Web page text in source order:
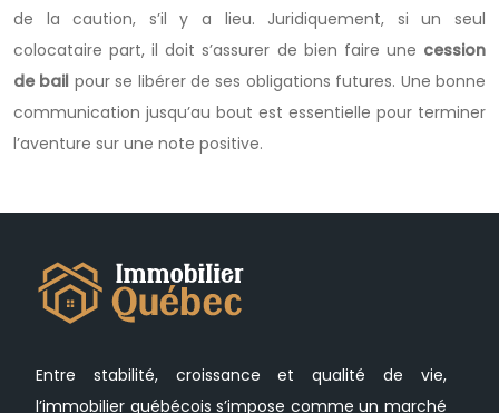
de la caution, s’il y a lieu. Juridiquement, si un seul
colocataire part, il doit s’assurer de bien faire une cession
de bail pour se libérer de ses obligations futures. Une bonne
communication jusqu’au bout est essentielle pour terminer
l’aventure sur une note positive.
Entre stabilité, croissance et qualité de vie,
l’immobilier québécois s’impose comme un marché